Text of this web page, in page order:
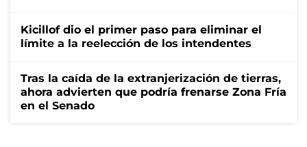
Kicillof dio el primer paso para eliminar el
límite a la reelección de los intendentes
Tras la caída de la extranjerización de tierras,
ahora advierten que podría frenarse Zona Fría
en el Senado